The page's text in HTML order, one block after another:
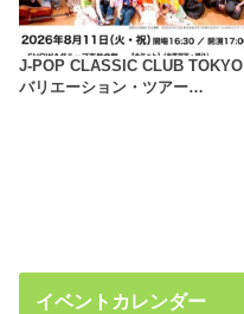
J-POP CLASSIC CLUB TOKYO
バリエーション・ツアー…
イベントカレンダー